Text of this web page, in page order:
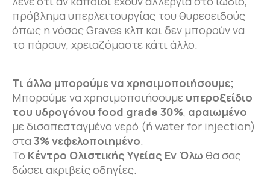
πρόβλημα υπερλειτουργίας του θυρεοειδούς
όπως η νόσος Graves κλπ και δεν μπορούν να
το πάρουν, χρειαζόμαστε κάτι άλλο.
Τι άλλο μπορούμε να χρησιμοποιήσουμε;
Μπορούμε να χρησιμοποιήσουμε υπεροξείδιο
του υδρογόνου food grade 30%, αραιωμένο
με δισαπεσταγμένο νερό (ή water for injection)
στα 3% νεφελοποιημένο.
Το Κέντρο Oλιστικής Υγείας Εν Όλω θα σας
δώσει ακριβείς οδηγίες.